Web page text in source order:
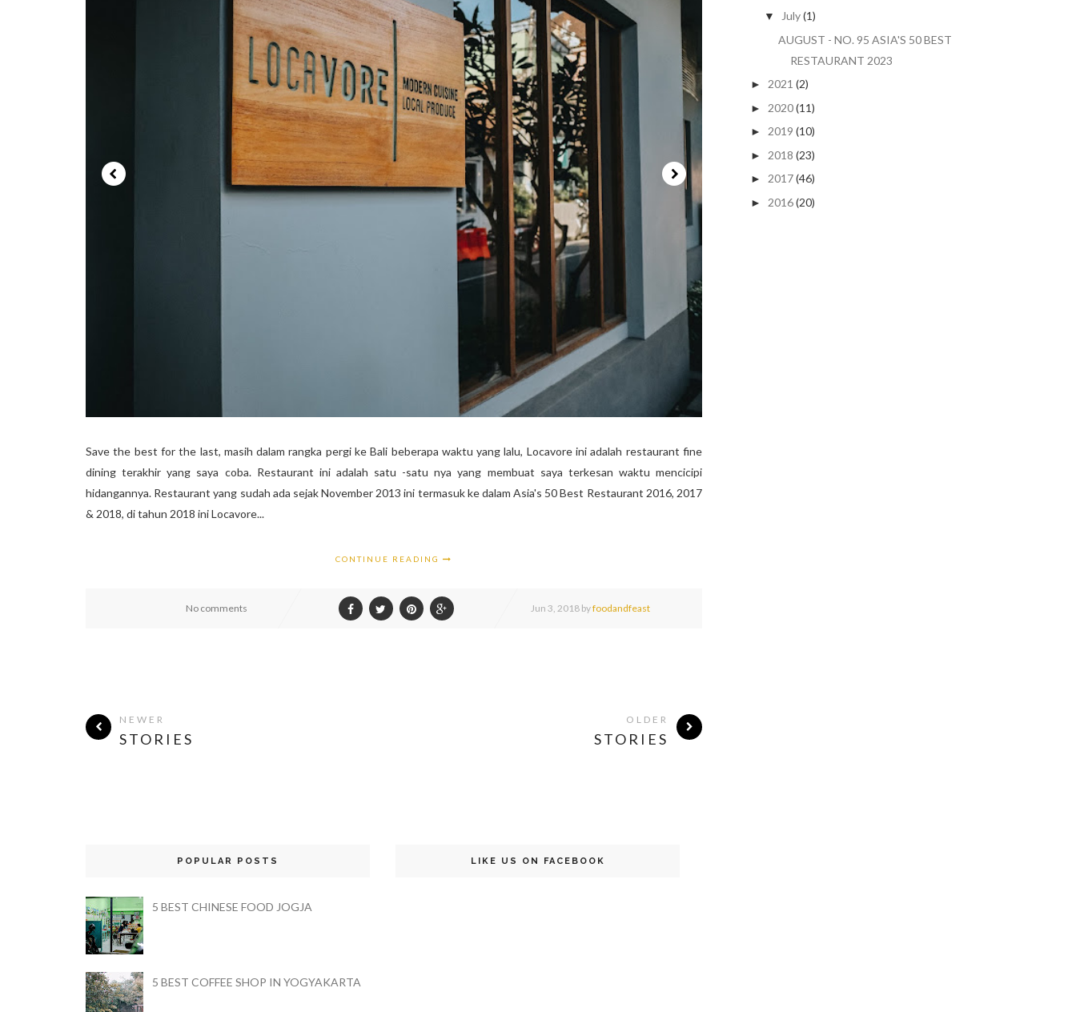
Save the best for the last, masih dalam rangka pergi ke Bali beberapa waktu yang lalu, Locavore ini adalah restaurant fine
dining terakhir yang saya coba. Restaurant ini adalah satu -satu nya yang membuat saya terkesan waktu mencicipi
hidangannya. Restaurant yang sudah ada sejak November 2013 ini termasuk ke dalam Asia's 50 Best Restaurant 2016, 2017
& 2018, di tahun 2018 ini Locavore...
CONTINUE READING
No comments Jun 3, 2018 byfoodandfeast
NEWER
STORIES
OLDER
STORIES
▼ July(1)
AUGUST - NO. 95 ASIA'S 50 BEST
RESTAURANT 2023
► 2021 (2)
► 2020(11)
► 2019 (10)
► 2018 (23)
► 2017(46)
► 2016(20)
POPULAR POSTS
5 BEST CHINESE FOOD JOGJA
5 BEST COFFEE SHOP IN YOGYAKARTA
LIKE US ON FACEBOOK